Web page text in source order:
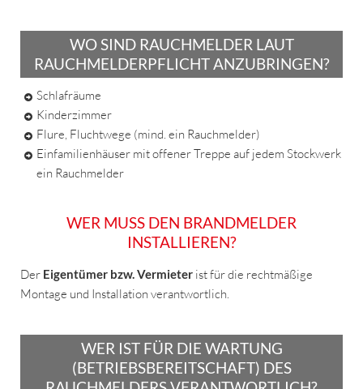
WO SIND RAUCHMELDER LAUT
RAUCHMELDERPFLICHT ANZUBRINGEN?
Schlafräume
Kinderzimmer
Flure, Fluchtwege (mind. ein Rauchmelder)
Einfamilienhäuser mit offener Treppe auf jedem Stockwerk
ein Rauchmelder
WER MUSS DEN BRANDMELDER
INSTALLIEREN?
Der Eigentümer bzw. Vermieter ist für die rechtmäßige
Montage und Installation verantwortlich.
WER IST FÜR DIE WARTUNG
(BETRIEBSBEREITSCHAFT) DES